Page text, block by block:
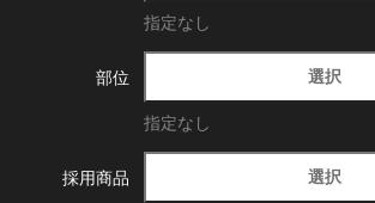
指定なし
部位 選択
指定なし
採用商品 選択